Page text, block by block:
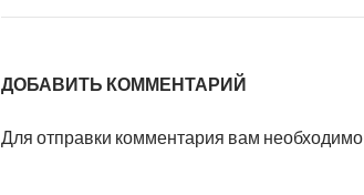
ДОБАВИТЬ КОММЕНТАРИЙ
Для отправки комментария вам необходимо